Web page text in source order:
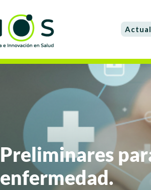
Preliminares
enfermedad.